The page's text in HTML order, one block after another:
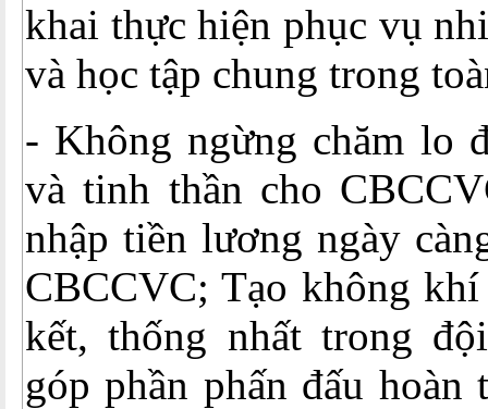
khai thực hiện phục vụ
và học tập chung trong
- Không ngừng chăm lo
và tinh thần cho
nhập tiền lương ngày
CBCCVC; Tạo không
kết, thống nhất trong
góp phần phấn đấu hoàn